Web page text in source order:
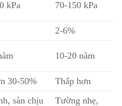
kPa 70-150 kPa
2-6%
10-20 năm
30-50% Thấp hơn
sàn chịu
Tường nhẹ,